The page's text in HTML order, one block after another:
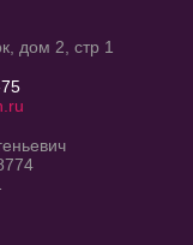
дом 2, стр 1